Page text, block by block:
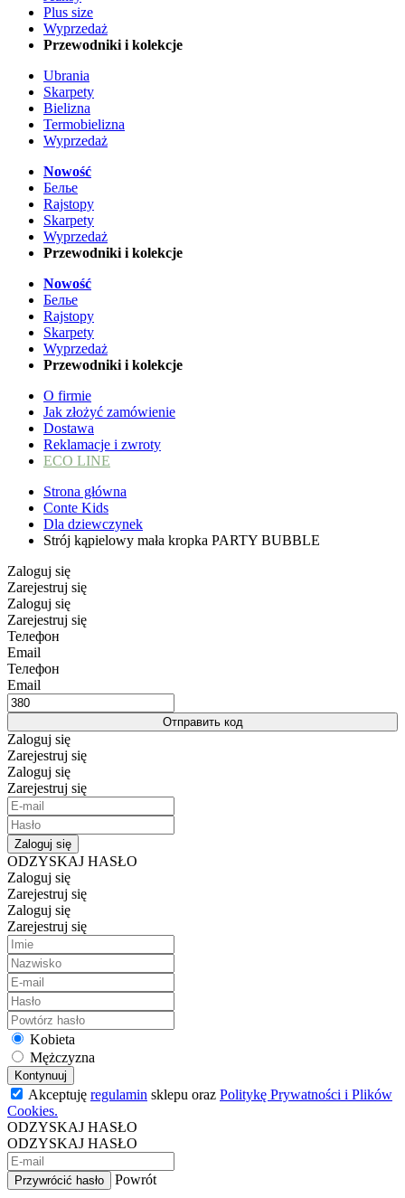
Plus size
Wyprzedaż
Przewodniki i kolekcje
Ubrania
Skarpety
Bielizna
Termobielizna
Wyprzedaż
Nowość
Белье
Rajstopy
Skarpety
Wyprzedaż
Przewodniki i kolekcje
Nowość
Белье
Rajstopy
Skarpety
Wyprzedaż
Przewodniki i kolekcje
O firmie
Jak złożyć zamówienie
Dostawa
Reklamacje i zwroty
ECO LINE
Strona główna
Conte Kids
Dla dziewczynek
Strój kąpielowy mała kropka PARTY BUBBLE
Zaloguj się
Zarejestruj się
Zaloguj się
Zarejestruj się
Телефон
Email
Телефон
Email
Отправить код
Zaloguj się
Zarejestruj się
Zaloguj się
Zarejestruj się
Zaloguj się
ODZYSKAJ HASŁO
Zaloguj się
Zarejestruj się
Zaloguj się
Zarejestruj się
Kobieta
Mężczyzna
Kontynuuj
Akceptuję regulamin sklepu oraz Politykę Prywatności i Plików
Cookies.
ODZYSKAJ HASŁO
ODZYSKAJ HASŁO
Przywrócić hasło
Powrót